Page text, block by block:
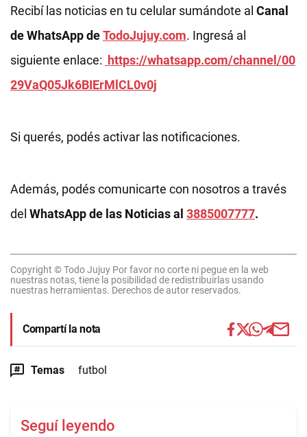
Recibí las noticias en tu celular sumándote al Canal
de WhatsApp deTodoJujuy.com. Ingresá al
siguiente enlace: https://whatsapp.com/channel/00
29VaQ05Jk6BIErMlCL0v0j
Si querés, podés activar las notificaciones.
Además, podés comunicarte con nosotros a través
del WhatsApp de las Noticias al 3885007777.
Copyright © Todo Jujuy Por favor no corte ni pegue en la web
nuestras notas, tiene la posibilidad de redistribuirlas usando
nuestras herramientas. Derechos de autor reservados.
Compartí la nota
Temas futbol
Seguí leyendo